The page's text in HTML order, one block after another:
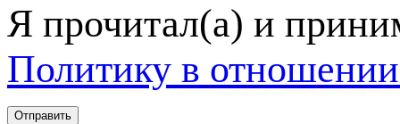
Я прочитал(а) и
Политику в